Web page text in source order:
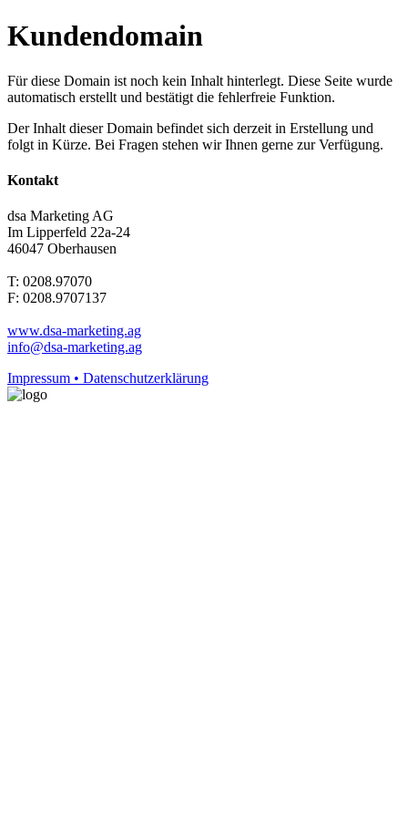
Kundendomain
Für diese Domain ist noch kein Inhalt hinterlegt. Diese Seite wurde
automatisch erstellt und bestätigt die fehlerfreie Funktion.
Der Inhalt dieser Domain befindet sich derzeit in Erstellung und
folgt in Kürze. Bei Fragen stehen wir Ihnen gerne zur Verfügung.
Kontakt
dsa Marketing AG
Im Lipperfeld 22a-24
46047 Oberhausen
T: 0208.97070
F: 0208.9707137
www.dsa-marketing.ag
info@dsa-marketing.ag
Impressum • Datenschutzerklärung